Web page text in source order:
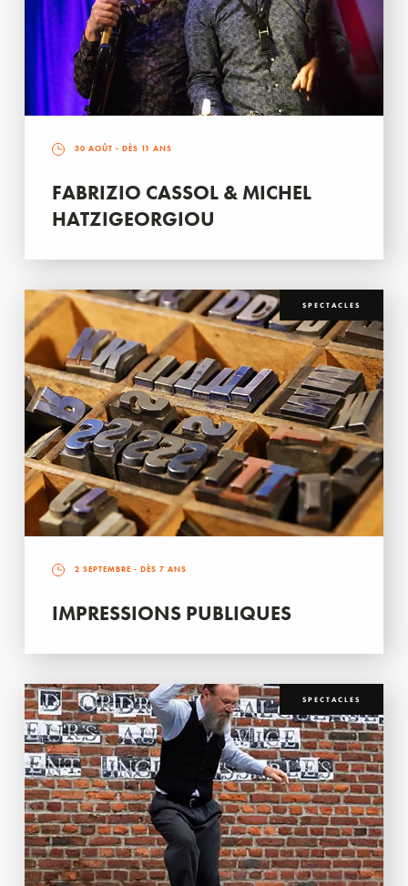
30 AOÛT - DÈS 11 ANS
FABRIZIO CASSOL & MICHEL
HATZIGEORGIOU
SPECTACLES
2 SEPTEMBRE - DÈS 7 ANS
IMPRESSIONS PUBLIQUES
SPECTACLES